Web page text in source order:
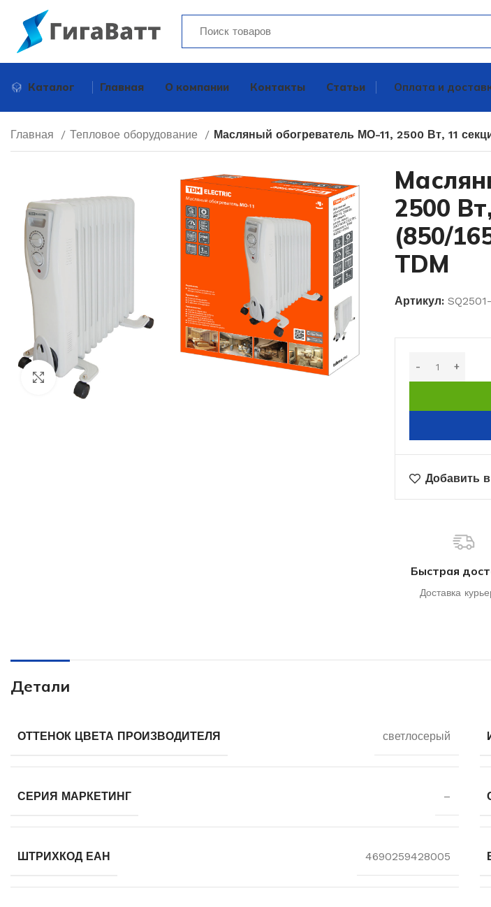
Каталог Главная О компании Контакты Статьи Оплата и
Главная Тепловое оборудование Масляный обогреватель МО-11, 2500 Вт, 11
Нажмите, чтобы увеличить изображение
2500
(850/
TDM
Артикул:
Добавить
Быстрая
Доставка
Детали
ОТТЕНОК ЦВЕТА ПРОИЗВОДИТЕЛЯ светлосерый
СЕРИЯ МАРКЕТИНГ –
ШТРИХКОД ЕАН 4690259428005